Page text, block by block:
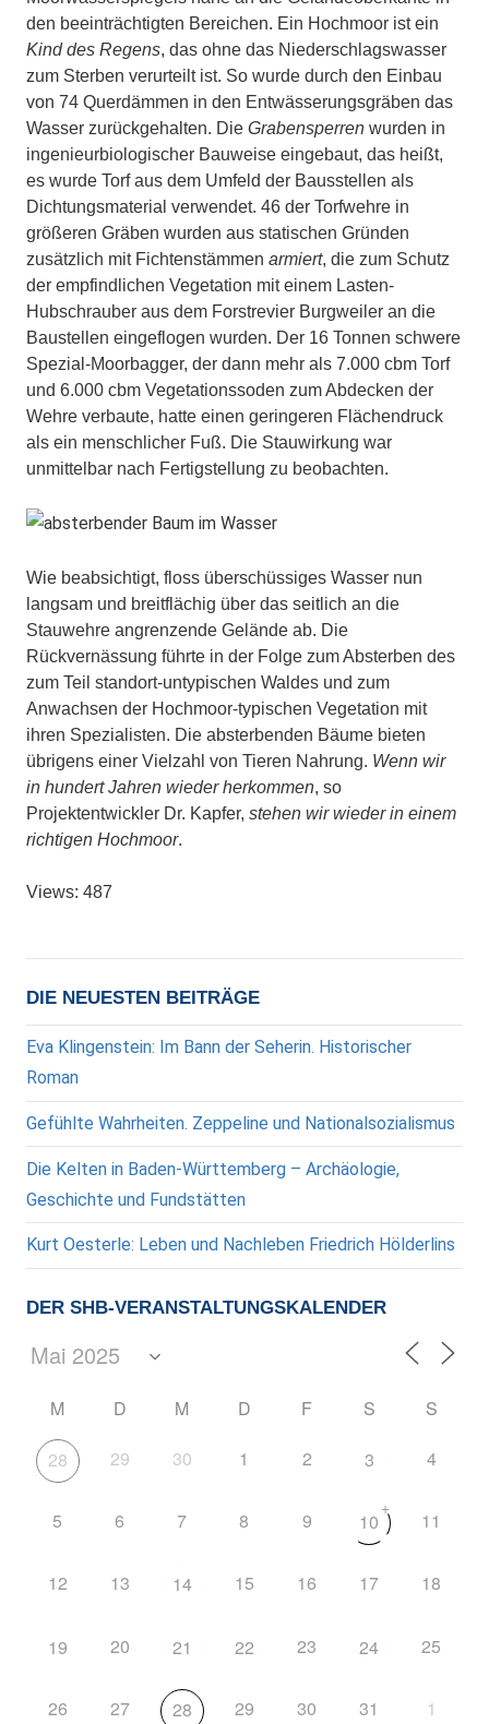
den beeinträchtigten Bereichen. Ein Hochmoor ist ein
Kind des Regens, das ohne das Niederschlagswasser
zum Sterben verurteilt ist. So wurde durch den Einbau
von 74 Querdämmen in den Entwässerungsgräben das
Wasser zurückgehalten. Die Grabensperren wurden in
ingenieurbiologischer Bauweise eingebaut, das heißt,
es wurde Torf aus dem Umfeld der Bausstellen als
Dichtungsmaterial verwendet. 46 der Torfwehre in
größeren Gräben wurden aus statischen Gründen
zusätzlich mit Fichtenstämmen armiert, die zum Schutz
der empfindlichen Vegetation mit einem Lasten-
Hubschrauber aus dem Forstrevier Burgweiler an die
Baustellen eingeflogen wurden. Der 16 Tonnen schwere
Spezial-Moorbagger, der dann mehr als 7.000 cbm Torf
und 6.000 cbm Vegetationssoden zum Abdecken der
Wehre verbaute, hatte einen geringeren Flächendruck
als ein menschlicher Fuß. Die Stauwirkung war
unmittelbar nach Fertigstellung zu beobachten.
Wie beabsichtigt, floss überschüssiges Wasser nun
langsam und breitflächig über das seitlich an die
Stauwehre angrenzende Gelände ab. Die
Rückvernässung führte in der Folge zum Absterben des
zum Teil standort-untypischen Waldes und zum
Anwachsen der Hochmoor-typischen Vegetation mit
ihren Spezialisten. Die absterbenden Bäume bieten
übrigens einer Vielzahl von Tieren Nahrung. Wenn wir
in hundert Jahren wieder herkommen, so
Projektentwickler Dr. Kapfer, stehen wir wieder in einem
richtigen Hochmoor.
Views: 487
DIE NEUESTEN BEITRÄGE
Eva Klingenstein: Im Bann der Seherin. Historischer
Roman
Gefühlte Wahrheiten. Zeppeline und Nationalsozialismus
Die Kelten in Baden-Württemberg – Archäologie,
Geschichte und Fundstätten
Kurt Oesterle: Leben und Nachleben Friedrich Hölderlins
DER SHB-VERANSTALTUNGSKALENDER
M D M D F S S
28 29 30 1 2 3 4
5 6 7 8 9 10
+
11
12 13 14 15 16 17 18
19 20 21 22 23 24 25
26 27 28 29 30 31 1